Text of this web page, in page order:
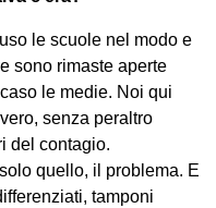
le scuole nel modo e
sono rimaste aperte
le medie. Noi qui
senza peraltro
del contagio.
quello, il problema. E
tamponi